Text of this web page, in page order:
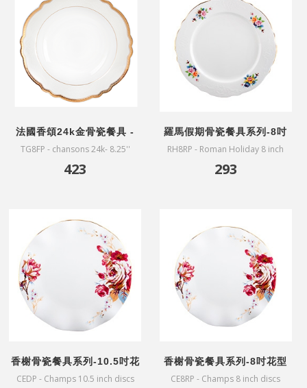
法國香頌24k金骨瓷餐具 -
8.25吋花型盤
TG8FP - chansons 24k- 8.25''
423
羅馬假期骨瓷餐具系列-8吋
花型盤
RH8RP - Roman Holiday 8 inch
293
香榭骨瓷餐具系列-10.5吋花
型盤
CEDP - Champs 10.5 inch discs
香榭骨瓷餐具系列-8吋花型
CE8RP - Champs 8 inch discs